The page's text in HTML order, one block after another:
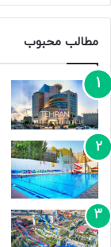
مطالب محبوب